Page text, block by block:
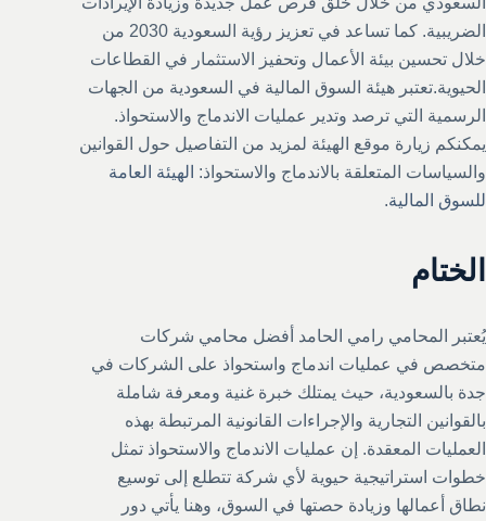
الضريبية. كما تساعد في تعزيز رؤية السعودية 2030 من
خلال تحسين بيئة الأعمال وتحفيز الاستثمار في القطاعات
الحيوية.تعتبر هيئة السوق المالية في السعودية من الجهات
الرسمية التي ترصد وتدير عمليات الاندماج والاستحواذ.
يمكنكم زيارة موقع الهيئة لمزيد من التفاصيل حول القوانين
والسياسات المتعلقة بالاندماج والاستحواذ: الهيئة العامة
للسوق المالية.
الختام
يُعتبر المحامي رامي الحامد أفضل محامي شركات
متخصص في عمليات اندماج واستحواذ على الشركات في
جدة بالسعودية، حيث يمتلك خبرة غنية ومعرفة شاملة
بالقوانين التجارية والإجراءات القانونية المرتبطة بهذه
العمليات المعقدة. إن عمليات الاندماج والاستحواذ تمثل
خطوات استراتيجية حيوية لأي شركة تتطلع إلى توسيع
نطاق أعمالها وزيادة حصتها في السوق، وهنا يأتي دور